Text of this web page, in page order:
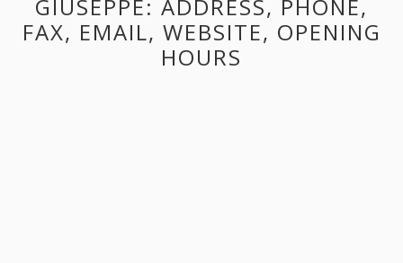
GIUSEPPE: ADDRESS, PHONE,
FAX, EMAIL, WEBSITE, OPENING
HOURS